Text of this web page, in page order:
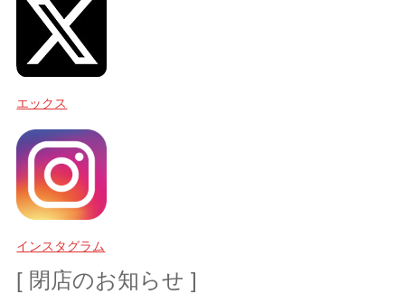
エックス
インスタグラム
[ 閉店のお知らせ ]